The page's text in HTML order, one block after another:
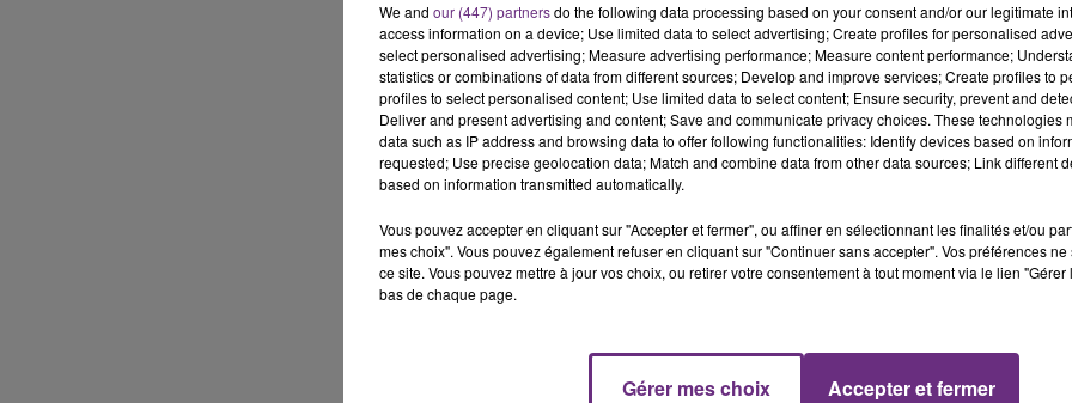
Le week-end Champagne FM
16h00 - 20h00
Le Week-end Champagne FM
We and our (447) partnersdo the following data processing based on your consent and/or our legitimate
access information on a device; Use limited data to select advertising; Create profiles for personalised
select personalised advertising; Measure advertising performance; Measure content performance;
statistics or combinations of data from different sources; Develop and improve services; Create profiles to
profiles to select personalised content; Use limited data to select content; Ensure security, prevent and
Deliver and present advertising and content; Save and communicate privacy choices. These technologies
data such as IP address and browsing data to offer following functionalities: Identify devices based on
requested; Use precise geolocation data; Match and combine data from other data sources; Link different
based on information transmitted automatically.
Vous pouvez accepter en cliquant sur "Accepter et fermer", ou affiner en sélectionnant les finalités et/ou
mes choix". Vous pouvez également refuser en cliquant sur "Continuer sans accepter". Vos préférences
ce site. Vous pouvez mettre à jour vos choix, ou retirer votre consentement à tout moment via le lien
bas de chaque page.
Gérer mes choix Accepter et fermer